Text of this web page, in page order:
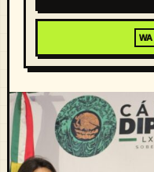
WA